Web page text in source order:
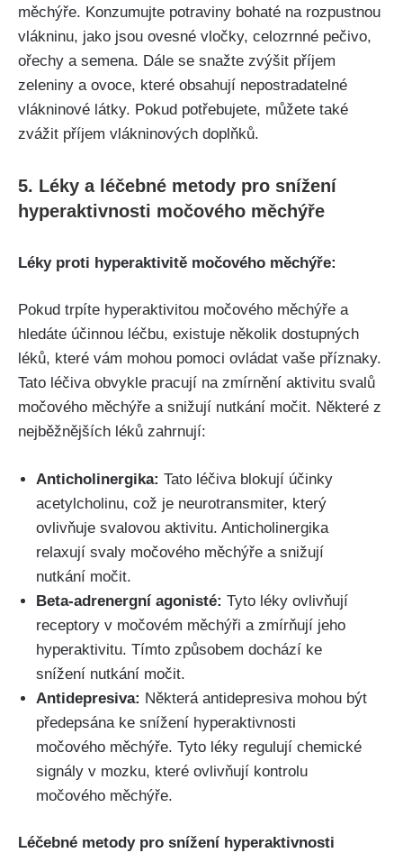
‌měchýře.⁤ Konzumujte potraviny ‌bohaté na rozpustnou
vlákninu, jako jsou ​ovesné vločky, ‌celozrnné pečivo,
‍ořechy a ⁤semena. Dále ⁣se snažte⁢ zvýšit příjem
zeleniny a⁣ ovoce, které obsahují nepostradatelné
vlákninové ‍látky. Pokud potřebujete, můžete ⁣také
zvážit ‌příjem vlákninových⁣ doplňků.
5. Léky a léčebné metody⁣ pro snížení⁢
hyperaktivnosti ‌močového měchýře
Léky proti hyperaktivitě‌ močového měchýře:
Pokud trpíte hyperaktivitou močového měchýře a⁢
hledáte ⁤účinnou léčbu, existuje několik dostupných​
léků, které​ vám mohou ‌pomoci ovládat vaše‌ příznaky.
Tato léčiva⁢ obvykle pracují na zmírnění aktivitu svalů⁤
močového měchýře ​a snižují​ nutkání ⁣močit.‌ Některé z
nejběžnějších léků zahrnují:
Anticholinergika: Tato léčiva blokují účinky
acetylcholinu, což‍ je ​neurotransmiter, který⁣
ovlivňuje svalovou aktivitu. Anticholinergika⁣
relaxují svaly ​močového měchýře a snižují‍
nutkání močit.
Beta-adrenergní agonisté: Tyto léky ovlivňují‍
receptory ⁤v močovém ⁢měchýři a zmírňují ⁣jeho⁢
hyperaktivitu. Tímto způsobem dochází ke
snížení nutkání močit.
Antidepresiva: Některá antidepresiva mohou být​
předepsána ke snížení ‌hyperaktivnosti
močového měchýře. ⁤Tyto léky regulují chemické
‍signály v ‌mozku, které ovlivňují⁤ kontrolu
močového měchýře.
Léčebné metody pro⁣ snížení hyperaktivnosti